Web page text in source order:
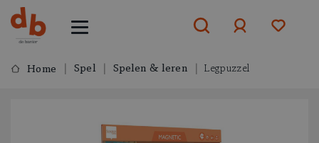
ofaanmelden
Home Spel Spelen & leren Legpuzzel